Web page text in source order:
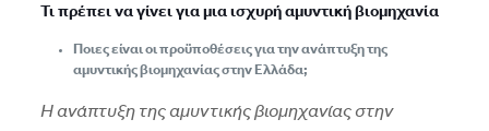
Τι πρέπει να γίνει για μια ισχυρή αμυντική βιομηχανία
Ποιες είναι οι προϋποθέσεις για την ανάπτυξη της
αμυντικής βιομηχανίας στην Ελλάδα;
Η ανάπτυξη της αμυντικής βιομηχανίας στην